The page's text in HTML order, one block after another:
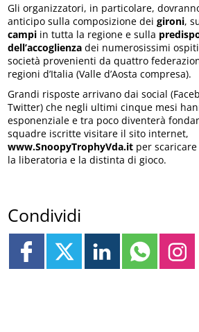
Gli organizzatori, in particolare,
anticipo sulla composizione deigironi,
campi in tutta la regione e sulla
dell’accoglienza dei numerosissimi
società provenienti da quattro
regioni d’Italia (Valle d’Aosta compresa).
Grandi risposte arrivano dai social
Twitter) che negli ultimi cinque mesi
esponenziale e tra poco diventerà
squadre iscritte visitare il sito internet,
www.SnoopyTrophyVda.it per
la liberatoria e la distinta di gioco.
Condividi